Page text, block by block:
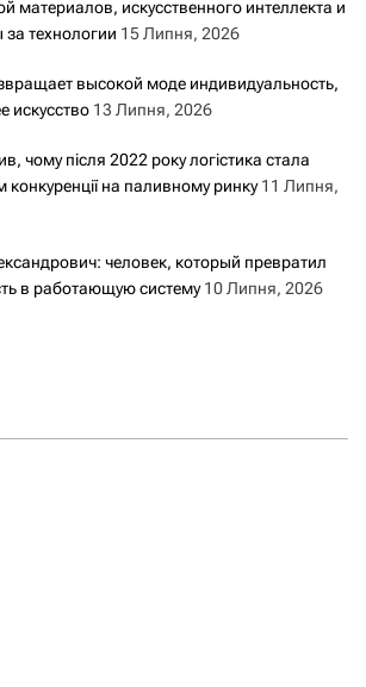
материалов, искусственного интеллекта и
технологии 15 Липня, 2026
высокой моде индивидуальность,
искусство 13 Липня, 2026
чому після 2022 року логістика стала
на паливному ринку 11 Липня,
человек, который превратил
в работающую систему 10 Липня, 2026